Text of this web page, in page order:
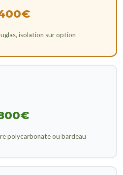
isolation sur option
polycarbonate ou bardeau